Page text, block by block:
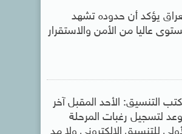
يؤكد أن حدوده تشهد
عاليا من الأمن والاستقرار
التنسيق: الأحد المقبل آخر
لتسجيل رغبات المرحلة